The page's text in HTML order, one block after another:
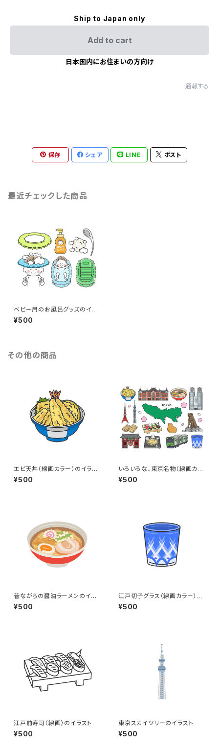
Ship to Japan only
Add to cart
日本国内にお住まいの方向け
通報する
保存 シェア LINE ポスト
最近チェックした商品
ベビー用のお風呂グッズのイラ
スト（eps+pngデータセット）
¥500
その他の商品
エビ天丼（線画カラー）のイラス
ト
¥500
いろいろな、東京名物（線画カラ
ー）のイラストセット
¥500
昔ながらの醤油ラーメンのイラ
スト
¥500
江戸切子グラス（線画カラー）の
イラスト
¥500
江戸前寿司（線画）のイラスト
¥500
東京スカイツリーのイラスト
¥500